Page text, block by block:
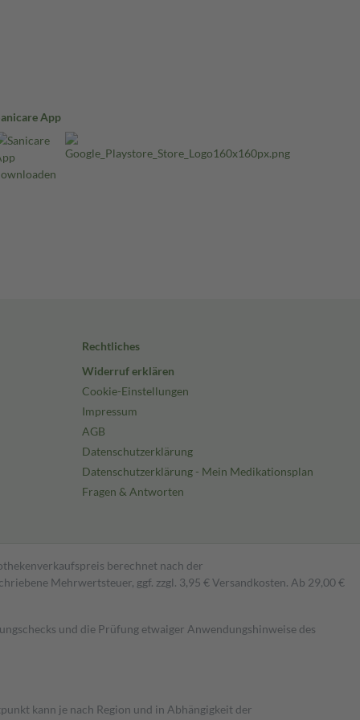
App
Rechtliches
Widerruf erklären
Cookie-Einstellungen
Impressum
AGB
Datenschutzerklärung
Datenschutzerklärung - Mein Medikationsplan
Fragen & Antworten
berechnet nach der
Mehrwertsteuer, ggf. zzgl. 3,95 € Versandkosten. Ab 29,00 €
und die Prüfung etwaiger Anwendungshinweise des
kann je nach Region und in Abhängigkeit der